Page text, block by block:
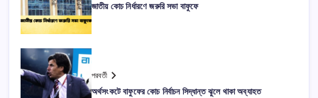
জাতীয় কোচ নির্ধারণে জরুরি সভা বাফুফে
পরবর্তী
অর্থসংকটে বাফুফের কোচ নির্বাচন সিদ্ধান্ত ঝুলে থাকা অব্যাহত